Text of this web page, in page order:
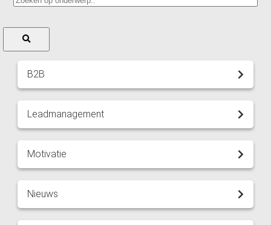
B2B
Leadmanagement
Motivatie
Nieuws